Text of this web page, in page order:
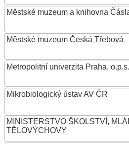
Městské muzeum a knihovna
Městské muzeum Česká Třebová
Metropolitní univerzita Praha, o.p.s.
Mikrobiologický ústav AV ČR
MINISTERSTVO ŠKOLSTVÍ,
TĚLOVÝCHOVY